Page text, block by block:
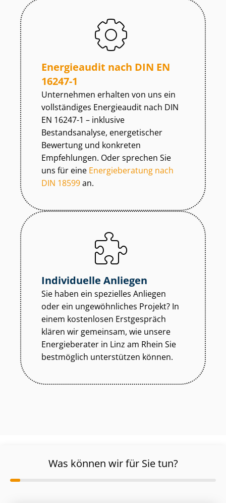
Energieaudit nach DIN EN
16247-1
Unternehmen erhalten von uns ein
vollständiges Energieaudit nach DIN
EN 16247-1 – inklusive
Bestandsanalyse, energetischer
Bewertung und konkreten
Empfehlungen. Oder sprechen Sie
uns für eine Energieberatung nach
DIN 18599an.
Individuelle Anliegen
Sie haben ein spezielles Anliegen
oder ein ungewöhnliches Projekt? In
einem kostenlosen Erstgespräch
klären wir gemeinsam, wie unsere
Energieberater in Linz am Rhein Sie
bestmöglich unterstützen können.
Was können wir für Sie tun?